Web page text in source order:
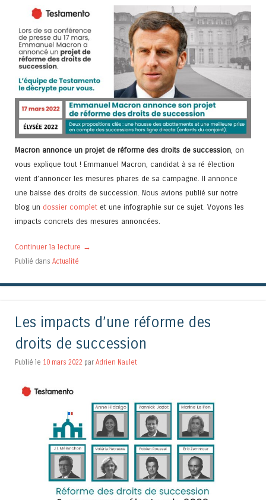
Macron annonce un projet de réforme des droits de succession, on
vous explique tout ! Emmanuel Macron, candidat à sa ré élection
vient d’annoncer les mesures phares de sa campagne. Il annonce
une baisse des droits de succession. Nous avions publié sur notre
blog un dossier complet et une infographie sur ce sujet. Voyons les
impacts concrets des mesures annoncées.
Continuer la lecture →
Publié dans Actualité
Les impacts d’une réforme des
droits de succession
Publié le 10 mars 2022 par Adrien Naulet